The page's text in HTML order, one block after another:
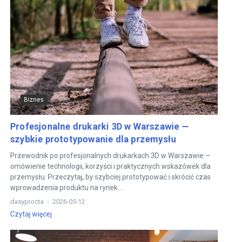
Biznes
Profesjonalne drukarki 3D w Warszawie —
szybkie prototypowanie dla przemysłu
Przewodnik po profesjonalnych drukarkach 3D w Warszawie —
omówienie technologii, korzyści i praktycznych wskazówek dla
przemysłu. Przeczytaj, by szybciej prototypować i skrócić czas
wprowadzenia produktu na rynek....
dasyprocta 2026-05-12
Czytaj więcej